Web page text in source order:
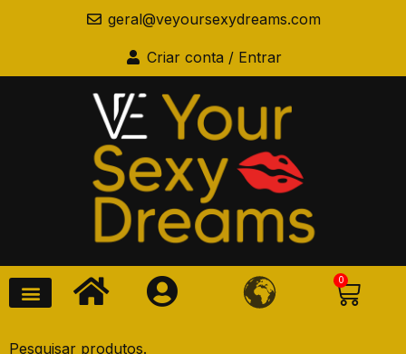
geral@veyoursexydreams.com
Criar conta / Entrar
0